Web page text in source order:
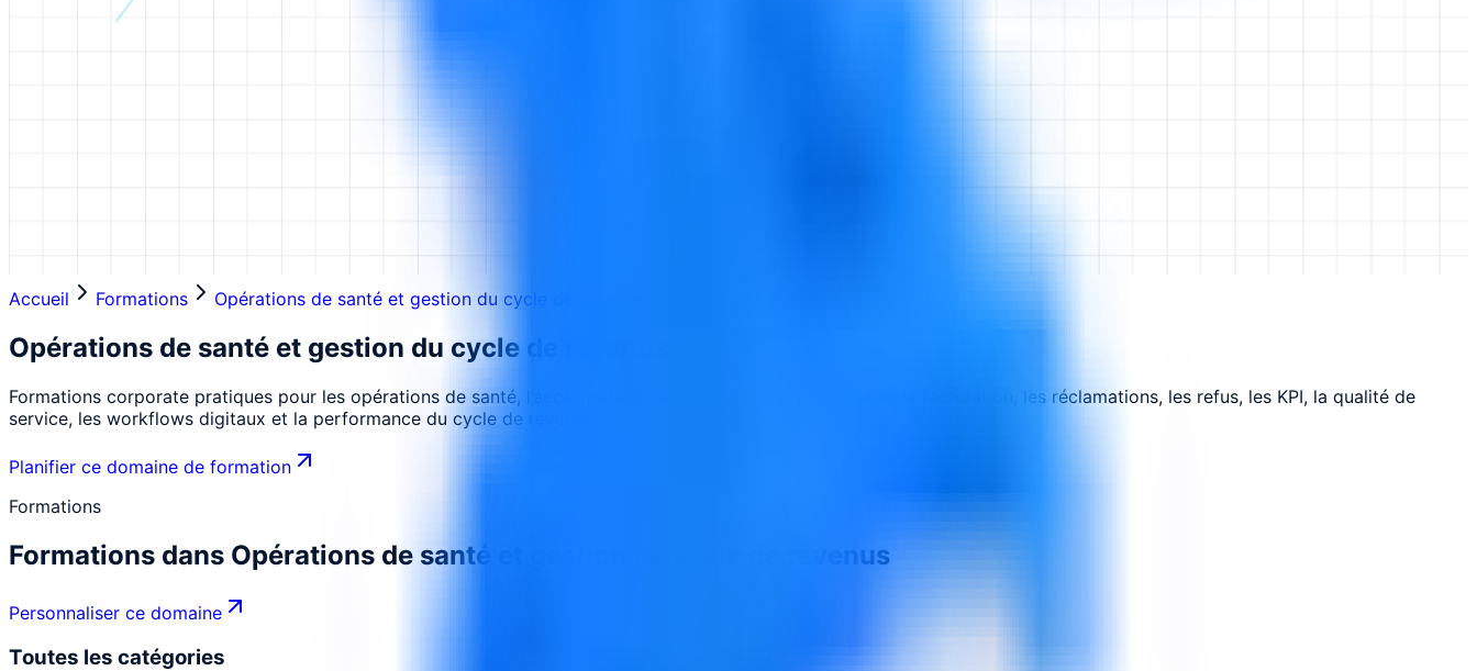
Accueil Formations Opérations de santé et gestion du cycle de revenus
Opérations de santé et gestion du cycle de revenus
Formations corporate pratiques pour les opérations de santé, l’accès patient, la documentation, le codage, la facturation, les réclamations, les refus, les KPI, la qualité de
service, les workflows digitaux et la performance du cycle de revenus.
Planifier ce domaine de formation
Formations
Formations dans Opérations de santé et gestion du cycle de revenus
Personnaliser ce domaine
Toutes les catégories